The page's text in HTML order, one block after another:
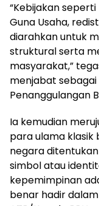
“Kebijakan
Guna Usaha,
diarahkan untuk
struktural serta
masyarakat,”
menjabat sebagai
Penanggulangan
Ia kemudian
para ulama klasik
negara
simbol atau
kepemimpinan
benar hadir